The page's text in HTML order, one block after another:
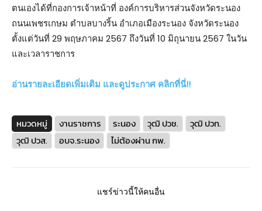
ตนเองได้ที่กองการเจ้าหน้าที่ องค์การบริหารส่วนจังหวัดระนอง
ถนนเพชรเกษม ตำบลบางริ้น อำเภอเมืองระนอง จังหวัดระนอง
ตั้งแต่วันที่ 29 พฤษภาคม 2567 ถึงวันที่ 10 มิถุนายน 2567 ในวัน
และเวลาราชการ
อ่านรายละเอียดเพิ่มเติม และดูประกาศ คลิกที่นี่!!
หมวดหมู่ งานราชการ ระนอง วุฒิ ปวช.
วุฒิ ปวท.
วุฒิ ปวส.
อบจ.ระนอง ไม่ต้องผ่าน กพ.
แชร์ข่าวนี้ให้คนอื่น